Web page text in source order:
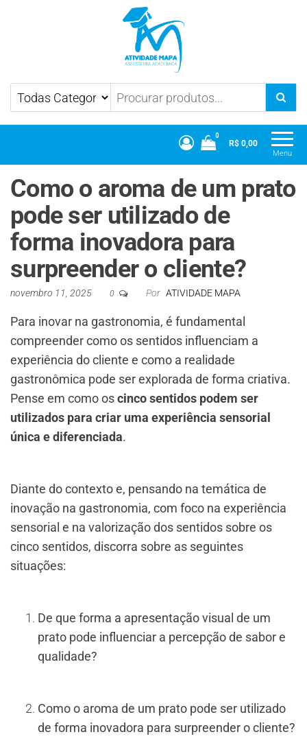
Atividade Mapa Mapa UniCesumar
Menu
0
R$ 0,00
Como o aroma de um prato
pode ser utilizado de
forma inovadora para
surpreender o cliente?
novembro 11, 2025 0 Por ATIVIDADE MAPA
Para inovar na gastronomia, é fundamental
compreender como os sentidos influenciam a
experiência do cliente e como a realidade
gastronômica pode ser explorada de forma criativa.
Pense em como oscinco sentidos podem ser
utilizados para criar uma experiência sensorial
única e diferenciada.
Diante do contexto e, pensando na temática de
inovação na gastronomia, com foco na experiência
sensorial e na valorização dos sentidos sobre os
cinco sentidos, discorra sobre as seguintes
situações:
De que forma a apresentação visual de um
prato pode influenciar a percepção de sabor e
qualidade?
Como o aroma de um prato pode ser utilizado
de forma inovadora para surpreender o cliente?